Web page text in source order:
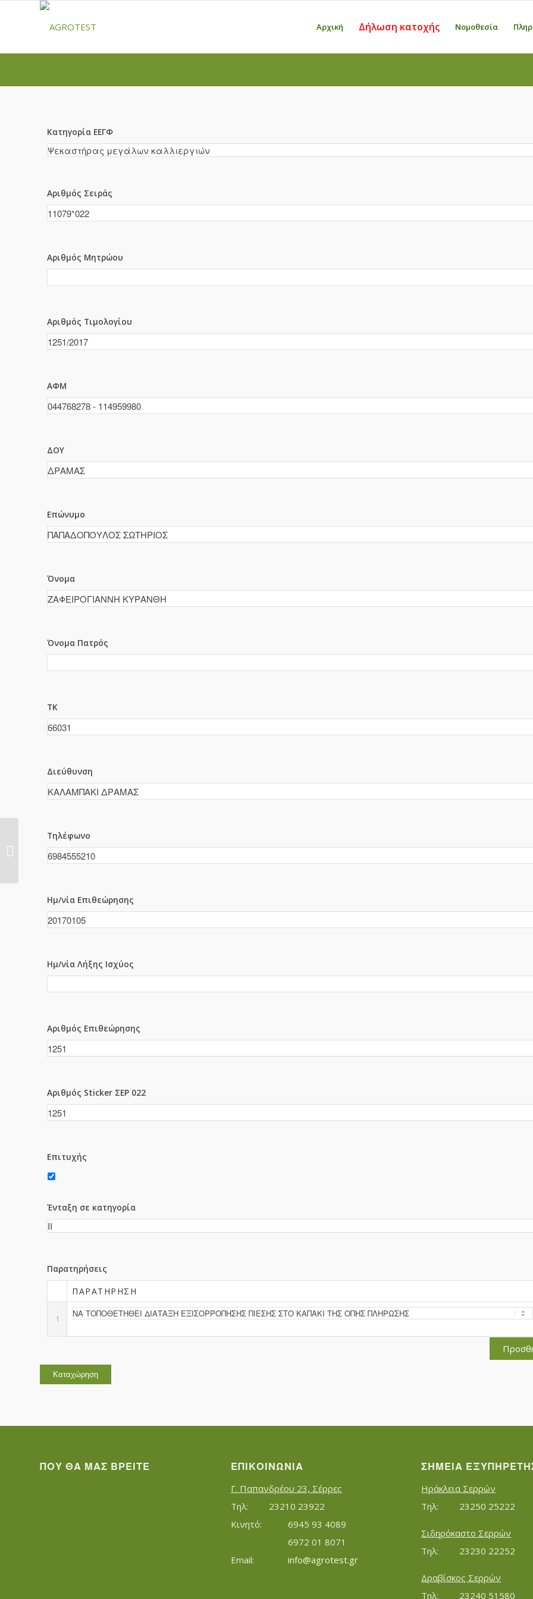
Αρχική Δήλωση κατοχής Νομοθεσία
Κατηγορία ΕΕΓΦ
Αριθμός Σειράς
Αριθμός Μητρώου
Αριθμός Τιμολογίου
ΑΦΜ
ΔΟΥ
Επώνυμο
Όνομα
Όνομα Πατρός
ΤΚ
Διεύθυνση
Τηλέφωνο
Ημ/νία Επιθεώρησης
Ημ/νία Λήξης Ισχύος
Αριθμός Επιθεώρησης
Αριθμός Sticker ΣΕΡ 022
Επιτυχής
Ένταξη σε κατηγορία
Παρατηρήσεις
ΠΑΡΑΤΉΡΗΣΗ
1
ΠΟΥ ΘΑ ΜΑΣ ΒΡΕΊΤΕ ΕΠΙΚΟΙΝΩΝΊΑ
Γ. Παπανδρέου 23, Σέρρες
Τηλ:		23210 23922
Κινητό:		6945 93 4089
			6972 01 8071
info@agrotest.gr
ΣΗΜΕΊΑ
Ηράκλεια Σερρών
Τηλ:		23250 25222
Σιδηρόκαστο Σερρών
Τηλ:		23230 22252
Δραβίσκος Σερρών
Τηλ:		23240 51580